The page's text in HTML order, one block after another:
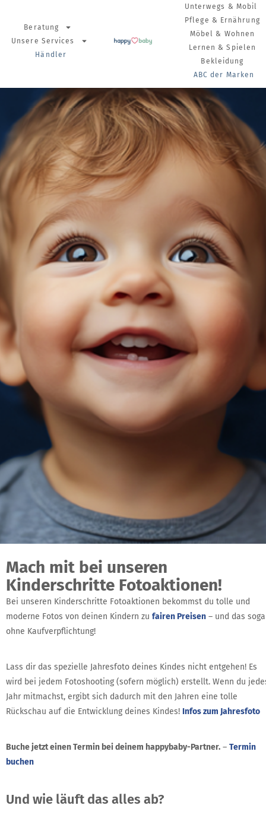
Beratung
Unsere Services
Händler
Unterwegs & Mobil
Pflege & Ernährung
Möbel & Wohnen
Lernen & Spielen
Bekleidung
ABC der Marken
Mach mit bei unseren
Kinderschritte Fotoaktionen!
Bei unseren Kinderschritte Fotoaktionen bekommst du tolle und
moderne Fotos von deinen Kindern zu fairen Preisen – und das
ohne Kaufverpflichtung!
Lass dir das spezielle Jahresfoto deines Kindes nicht entgehen! Es
wird bei jedem Fotoshooting (sofern möglich) erstellt. Wenn du
Jahr mitmachst, ergibt sich dadurch mit den Jahren eine tolle
Rückschau auf die Entwicklung deines Kindes! Infos zum Jahresfoto
Buche jetzt einen Termin bei deinem happybaby-Partner. – Termin
buchen
Und wie läuft das alles ab?